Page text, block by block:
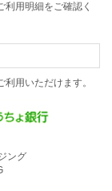
用明細をご確認く
用いただけます。
ング